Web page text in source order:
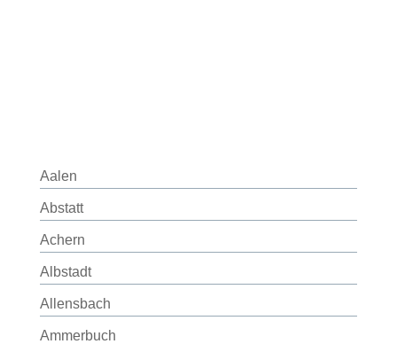
Aalen
Abstatt
Achern
Albstadt
Allensbach
Ammerbuch